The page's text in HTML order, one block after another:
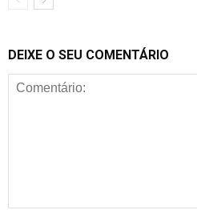
DEIXE O SEU COMENTÁRIO